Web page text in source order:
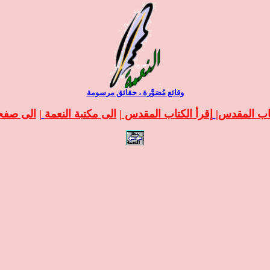
وقائع مُصَوَّرة ، حقائق مرسومة
المقدس| إقرأ الكتاب المقدس | الى مكتبة النعمة | الى